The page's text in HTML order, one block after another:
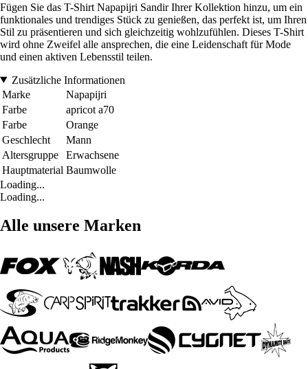
Fügen Sie das T-Shirt Napapijri Sandir Ihrer Kollektion hinzu, um ein
funktionales und trendiges Stück zu genießen, das perfekt ist, um Ihren
Stil zu präsentieren und sich gleichzeitig wohlzufühlen. Dieses T-Shirt
wird ohne Zweifel alle ansprechen, die eine Leidenschaft für Mode
und einen aktiven Lebensstil teilen.
Zusätzliche Informationen
Marke
Napapijri
Farbe
apricot a70
Farbe
Orange
Geschlecht
Mann
Altersgruppe
Erwachsene
Hauptmaterial Baumwolle
Loading...
Loading...
Alle unsere Marken